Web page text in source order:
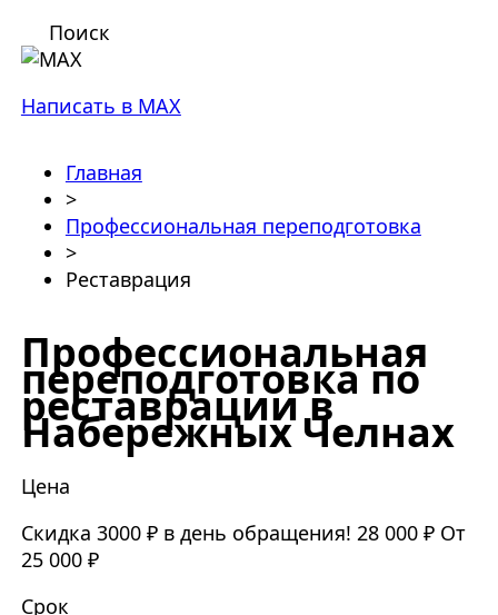
Поиск
Написать в MAX
Главная
>
Профессиональная переподготовка
>
Реставрация
Профессиональная
переподготовка по
реставрации в
Набережных Челнах
Цена
Скидка 3000 ₽ в день обращения! 28 000 ₽ От
25 000 ₽
Срок